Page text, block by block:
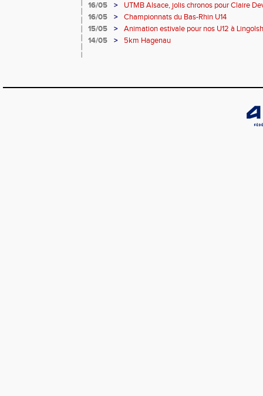
16/05
>
UTMB Alsace, jolis chronos pour Claire
16/05
>
Championnats du Bas-Rhin U14
15/05
>
Animation estivale pour nos U12 à
14/05
> 5km Hagenau